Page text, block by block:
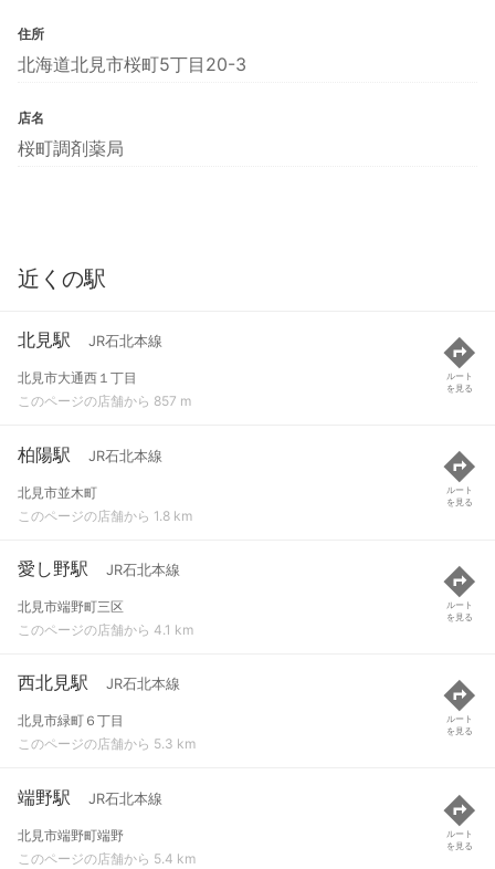
住所
北海道北見市桜町5丁目20-3
店名
桜町調剤薬局
近くの駅
北見駅 JR石北本線
北見市大通西１丁目
このページの店舗から 857 m
ルート
を見る
柏陽駅 JR石北本線
北見市並木町
このページの店舗から 1.8 km
ルート
を見る
愛し野駅 JR石北本線
北見市端野町三区
このページの店舗から 4.1 km
ルート
を見る
西北見駅 JR石北本線
北見市緑町６丁目
このページの店舗から 5.3 km
ルート
を見る
端野駅 JR石北本線
北見市端野町端野
このページの店舗から 5.4 km
ルート
を見る